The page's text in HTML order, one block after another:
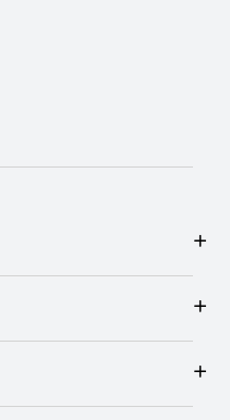
AccesoriosCuchillos
Programa de
SomosPolítica de